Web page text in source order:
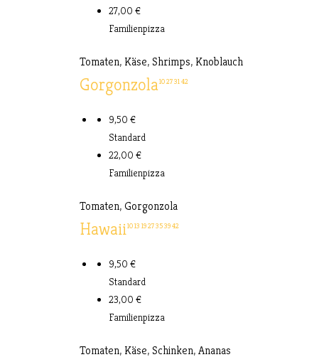
27,00 €
Familienpizza
Tomaten, Käse, Shrimps, Knoblauch
Gorgonzola10273142
9,50 €
Standard
22,00 €
Familienpizza
Tomaten, Gorgonzola
Hawaii1013 1927353942
9,50 €
Standard
23,00 €
Familienpizza
Tomaten, Käse, Schinken, Ananas